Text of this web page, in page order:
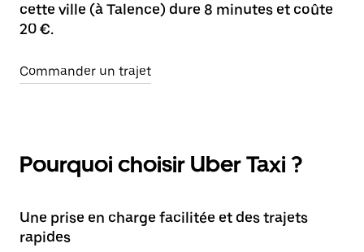
cette ville (à Talence) dure 8 minutes et coûte
20 €.
Commander un trajet
Pourquoi choisir Uber Taxi ?
Une prise en charge facilitée et des trajets
rapides